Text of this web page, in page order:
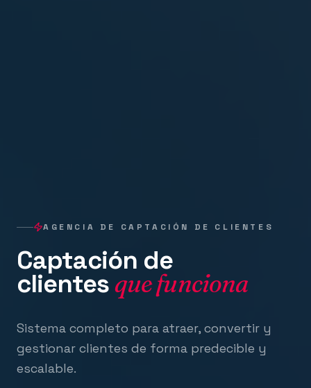
AGENCIA DE CAPTACIÓN DE CLIENTES
Captación de
clientesque funciona
Sistema completo para atraer, convertir y
gestionar clientes de forma predecible y
escalable.